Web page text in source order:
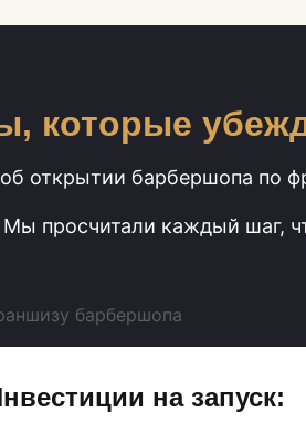
которые
открытии барбершопа по
просчитали каждый шаг,
на запуск: